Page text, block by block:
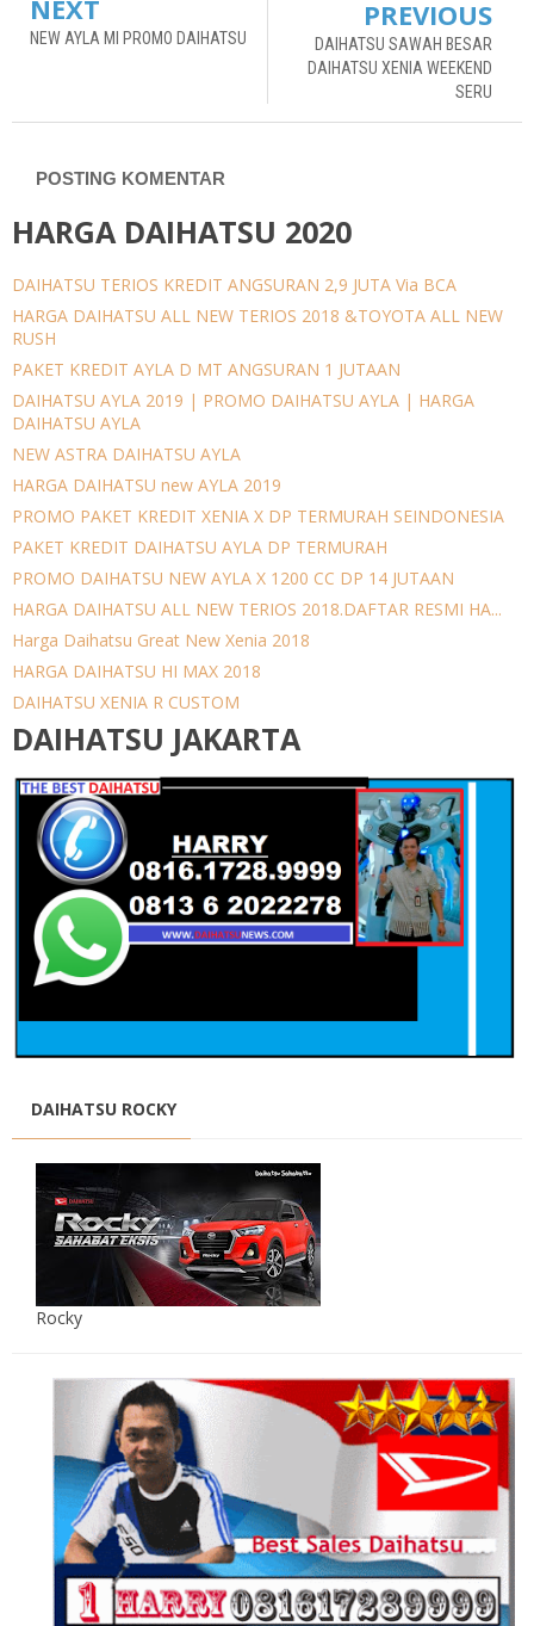
NEXT
NEW AYLA MI PROMO DAIHATSU
PREVIOUS
DAIHATSU SAWAH BESAR
DAIHATSU XENIA WEEKEND
SERU
POSTING KOMENTAR
HARGA DAIHATSU 2020
DAIHATSU TERIOS KREDIT ANGSURAN 2,9 JUTA Via BCA
HARGA DAIHATSU ALL NEW TERIOS 2018 &TOYOTA ALL NEW
RUSH
PAKET KREDIT AYLA D MT ANGSURAN 1 JUTAAN
DAIHATSU AYLA 2019 | PROMO DAIHATSU AYLA | HARGA
DAIHATSU AYLA
NEW ASTRA DAIHATSU AYLA
HARGA DAIHATSU new AYLA 2019
PROMO PAKET KREDIT XENIA X DP TERMURAH SEINDONESIA
PAKET KREDIT DAIHATSU AYLA DP TERMURAH
PROMO DAIHATSU NEW AYLA X 1200 CC DP 14 JUTAAN
HARGA DAIHATSU ALL NEW TERIOS 2018.DAFTAR RESMI HA...
Harga Daihatsu Great New Xenia 2018
HARGA DAIHATSU HI MAX 2018
DAIHATSU XENIA R CUSTOM
DAIHATSU JAKARTA
DAIHATSU ROCKY
Rocky